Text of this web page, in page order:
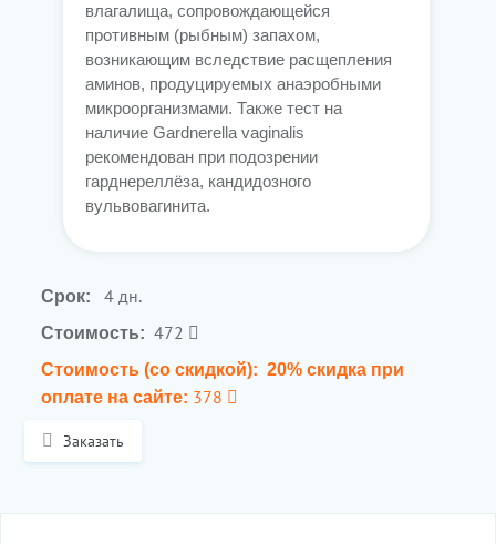
влагалища, сопровождающейся
противным (рыбным) запахом,
возникающим вследствие расщепления
аминов, продуцируемых анаэробными
микроорганизмами. Также тест на
наличие Gardnerella vaginalis
рекомендован при подозрении
гарднереллёза, кандидозного
вульвовагинита.
Срок: 4 дн.
Стоимость: 472
Стоимость (со скидкой): 20% скидка при
оплате на сайте: 378
Заказать